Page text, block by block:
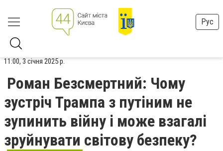
Рус
11:00, 3 січня 2025 р.
Роман Безсмертний: Чому
зустріч Трампа з путіним не
зупинить війну і може взагалі
зруйнувати світову безпеку?